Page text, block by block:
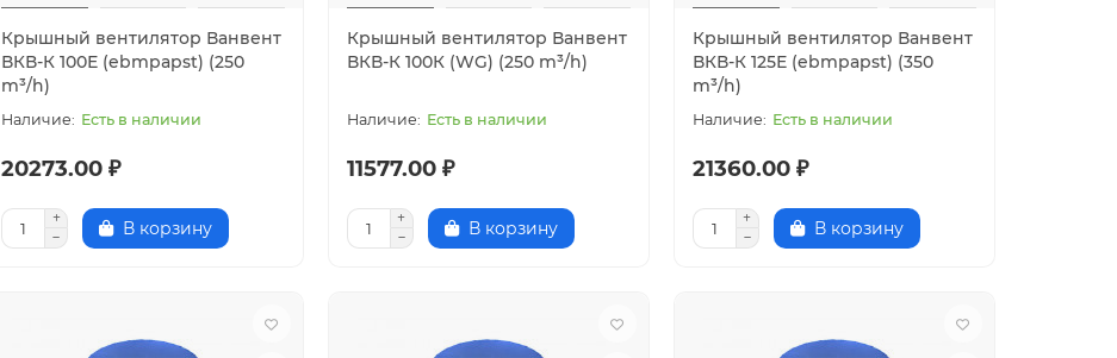
Крышный вентилятор Ванвент
ВКВ-К 100Е (ebmpapst) (250
m³/h)
Есть в наличии
20273.00 ₽
В корзину
Крышный вентилятор Ванвент
ВКВ-К 100К (WG) (250 m³/h)
Есть в наличии
11577.00 ₽
В корзину
Крышный вентилятор Ванвент
ВКВ-К 125Е (ebmpapst) (350
m³/h)
Есть в наличии
21360.00 ₽
В корзину